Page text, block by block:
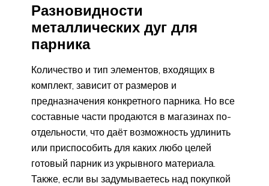
Разновидности
металлических дуг для
парника
Количество и тип элементов, входящих в
комплект, зависит от размеров и
предназначения конкретного парника. Но все
составные части продаются в магазинах по-
отдельности, что даёт возможность удлинить
или приспособить для каких любо целей
готовый парник из укрывного материала.
Также, если вы задумываетесь над покупкой